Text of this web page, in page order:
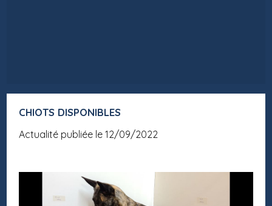
CHIOTS DISPONIBLES
Actualité publiée le 12/09/2022